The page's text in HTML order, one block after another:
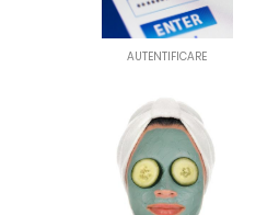
AUTENTIFICARE